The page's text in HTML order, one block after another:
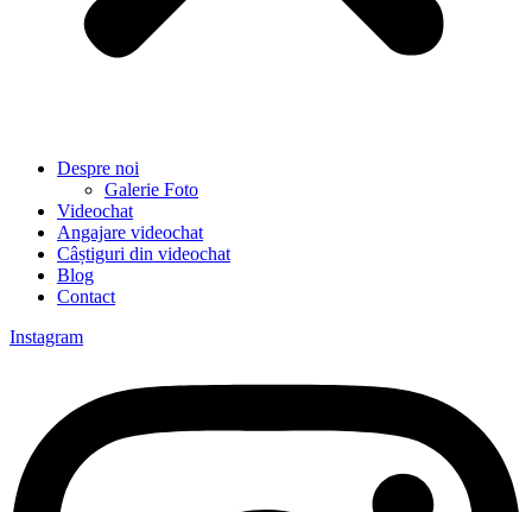
Despre noi
Galerie Foto
Videochat
Angajare videochat
Câștiguri din videochat
Blog
Contact
Instagram